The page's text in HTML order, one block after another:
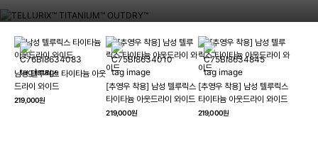
남성 텔루릭스 타이타늄 아웃
드라이 와이드
219,000원
[추영우 착용] 남성 텔루릭스
타이타늄 아웃드라이 와이드
219,000원
[추영우 착용] 남성 텔루릭스
타이타늄 아웃드라이 와이드
219,000원
HIKING
컬럼비아와 함께 일상을 벗어나
하이킹, 트레킹 등 아웃도어 활동을 즐겨보세요.